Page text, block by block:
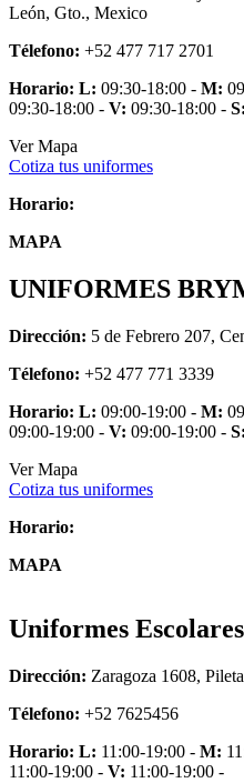
León, Gto., Mexico
Télefono: +52 477 717 2701
Horario: L: 09:30-18:00 - M:
09:30-18:00 - V: 09:30-18:00 - S:
Ver Mapa
Cotiza tus uniformes
Horario:
MAPA
UNIFORMES
Dirección: 5 de Febrero 207,
Télefono: +52 477 771 3339
Horario: L: 09:00-19:00 - M:
09:00-19:00 - V: 09:00-19:00 - S:
Ver Mapa
Cotiza tus uniformes
Horario:
MAPA
Uniformes Escolares
Dirección: Zaragoza 1608,
Télefono: +52 7625456
Horario: L: 11:00-19:00 - M:
11:00-19:00 - V: 11:00-19:00 -